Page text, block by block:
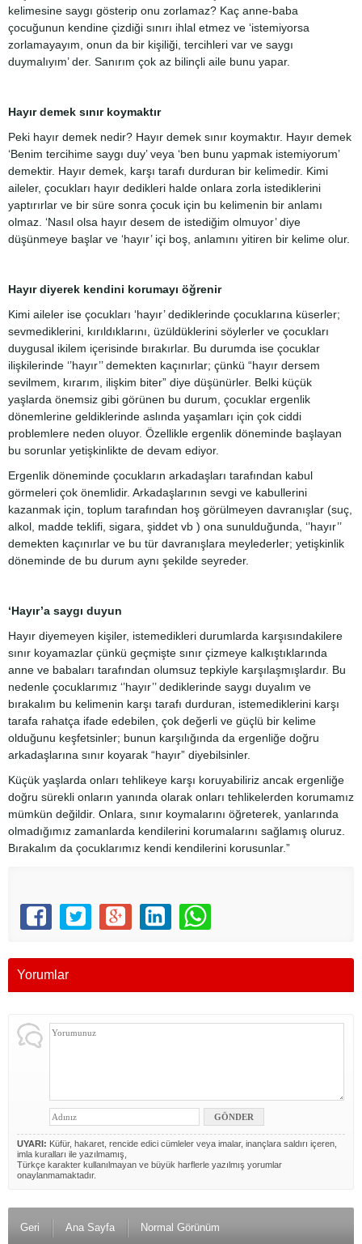
kelimesine saygı gösterip onu zorlamaz? Kaç anne-baba
çocuğunun kendine çizdiği sınırı ihlal etmez ve ‘istemiyorsa
zorlamayayım, onun da bir kişiliği, tercihleri var ve saygı
duymalıyım’ der. Sanırım çok az bilinçli aile bunu yapar.
Hayır demek sınır koymaktır
Peki hayır demek nedir? Hayır demek sınır koymaktır. Hayır demek
‘Benim tercihime saygı duy’ veya ‘ben bunu yapmak istemiyorum’
demektir. Hayır demek, karşı tarafı durduran bir kelimedir. Kimi
aileler, çocukları hayır dedikleri halde onlara zorla istediklerini
yaptırırlar ve bir süre sonra çocuk için bu kelimenin bir anlamı
olmaz. ‘Nasıl olsa hayır desem de istediğim olmuyor’ diye
düşünmeye başlar ve ‘hayır’ içi boş, anlamını yitiren bir kelime olur.
Hayır diyerek kendini korumayı öğrenir
Kimi aileler ise çocukları ‘hayır’ dediklerinde çocuklarına küserler;
sevmediklerini, kırıldıklarını, üzüldüklerini söylerler ve çocukları
duygusal ikilem içerisinde bırakırlar. Bu durumda ise çocuklar
ilişkilerinde ‘’hayır’’ demekten kaçınırlar; çünkü “hayır dersem
sevilmem, kırarım, ilişkim biter” diye düşünürler. Belki küçük
yaşlarda önemsiz gibi görünen bu durum, çocuklar ergenlik
dönemlerine geldiklerinde aslında yaşamları için çok ciddi
problemlere neden oluyor. Özellikle ergenlik döneminde başlayan
bu sorunlar yetişkinlikte de devam ediyor.
Ergenlik döneminde çocukların arkadaşları tarafından kabul
görmeleri çok önemlidir. Arkadaşlarının sevgi ve kabullerini
kazanmak için, toplum tarafından hoş görülmeyen davranışlar (suç,
alkol, madde teklifi, sigara, şiddet vb ) ona sunulduğunda, ‘’hayır’’
demekten kaçınırlar ve bu tür davranışlara meylederler; yetişkinlik
döneminde de bu durum aynı şekilde seyreder.
‘Hayır’a saygı duyun
Hayır diyemeyen kişiler, istemedikleri durumlarda karşısındakilere
sınır koyamazlar çünkü geçmişte sınır çizmeye kalkıştıklarında
anne ve babaları tarafından olumsuz tepkiyle karşılaşmışlardır. Bu
nedenle çocuklarımız ‘’hayır’’ dediklerinde saygı duyalım ve
bırakalım bu kelimenin karşı tarafı durduran, istemediklerini karşı
tarafa rahatça ifade edebilen, çok değerli ve güçlü bir kelime
olduğunu keşfetsinler; bunun karşılığında da ergenliğe doğru
arkadaşlarına sınır koyarak “hayır” diyebilsinler.
Küçük yaşlarda onları tehlikeye karşı koruyabiliriz ancak ergenliğe
doğru sürekli onların yanında olarak onları tehlikelerden korumamız
mümkün değildir. Onlara, sınır koymalarını öğreterek, yanlarında
olmadığımız zamanlarda kendilerini korumalarını sağlamış oluruz.
Bırakalım da çocuklarımız kendi kendilerini korusunlar.”
Yorumlar
UYARI: Küfür, hakaret, rencide edici cümleler veya imalar, inançlara saldırı içeren,
imla kuralları ile yazılmamış,
Türkçe karakter kullanılmayan ve büyük harflerle yazılmış yorumlar
onaylanmamaktadır.
Geri Ana Sayfa Normal Görünüm